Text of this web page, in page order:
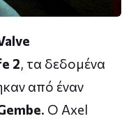
2, τα δεδομένα
από έναν
. Ο Axel